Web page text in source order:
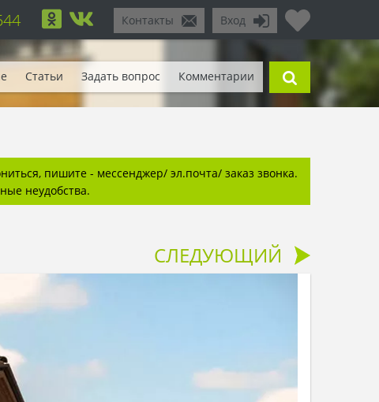
Вход
Контакты
Статьи Задать вопрос Комментарии
пишите - мессенджер/ эл.почта/ заказ звонка.
неудобства.
СЛЕДУЮЩИЙ